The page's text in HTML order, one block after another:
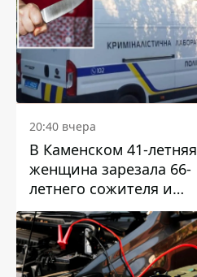
20:40 вчера
В Каменском 41-летняя
женщина зарезала 66-
летнего сожителя и
пыталась обмануть
полицейских